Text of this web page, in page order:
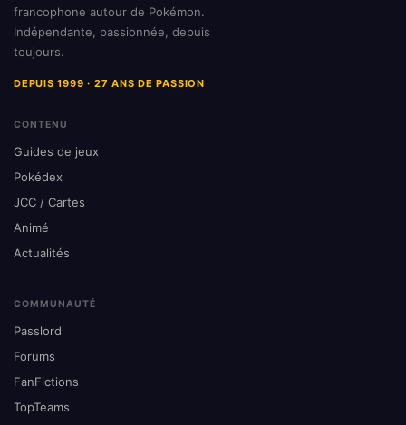
francophone autour de Pokémon.
Indépendante, passionnée, depuis
toujours.
DEPUIS 1999 · 27 ANS DE PASSION
CONTENU
Guides de jeux
Pokédex
JCC / Cartes
Animé
Actualités
COMMUNAUTÉ
Passlord
Forums
FanFictions
TopTeams